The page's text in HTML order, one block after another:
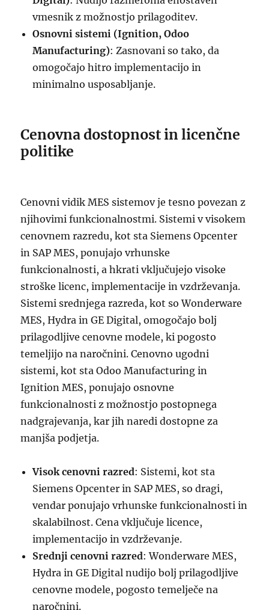
vmesnik z možnostjo prilagoditev.
Osnovni sistemi (Ignition, Odoo
Manufacturing): Zasnovani so tako, da
omogočajo hitro implementacijo in
minimalno usposabljanje.
Cenovna dostopnost in licenčne
politike
Cenovni vidik MES sistemov je tesno povezan z
njihovimi funkcionalnostmi. Sistemi v visokem
cenovnem razredu, kot sta Siemens Opcenter
in SAP MES, ponujajo vrhunske
funkcionalnosti, a hkrati vključujejo visoke
stroške licenc, implementacije in vzdrževanja.
Sistemi srednjega razreda, kot so Wonderware
MES, Hydra in GE Digital, omogočajo bolj
prilagodljive cenovne modele, ki pogosto
temeljijo na naročnini. Cenovno ugodni
sistemi, kot sta Odoo Manufacturing in
Ignition MES, ponujajo osnovne
funkcionalnosti z možnostjo postopnega
nadgrajevanja, kar jih naredi dostopne za
manjša podjetja.
Visok cenovni razred: Sistemi, kot sta
Siemens Opcenter in SAP MES, so dragi,
vendar ponujajo vrhunske funkcionalnosti in
skalabilnost. Cena vključuje licence,
implementacijo in vzdrževanje.
Srednji cenovni razred: Wonderware MES,
Hydra in GE Digital nudijo bolj prilagodljive
cenovne modele, pogosto temelječe na
naročnini.